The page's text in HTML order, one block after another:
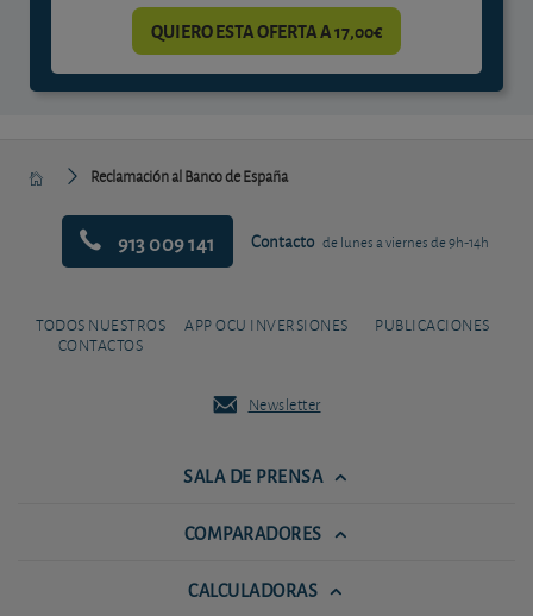
QUIERO ESTA OFERTA A 17,00€
Reclamación al Banco de España
913 009 141 Contacto de lunes a viernes de 9h-14h
TODOS NUESTROS
CONTACTOS
APP OCU INVERSIONES PUBLICACIONES
Newsletter
SALA DE PRENSA
COMPARADORES
CALCULADORAS